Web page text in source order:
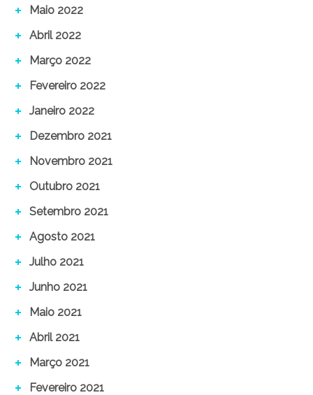
Maio 2022
Abril 2022
Março 2022
Fevereiro 2022
Janeiro 2022
Dezembro 2021
Novembro 2021
Outubro 2021
Setembro 2021
Agosto 2021
Julho 2021
Junho 2021
Maio 2021
Abril 2021
Março 2021
Fevereiro 2021